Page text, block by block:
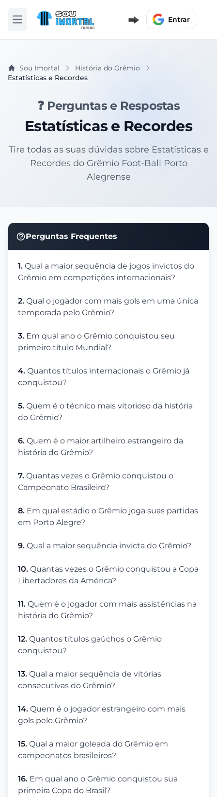
Abrir menu Entrar
Sou Imortal
História do Grêmio
Estatísticas e Recordes
❓ Perguntas e Respostas
Estatísticas e Recordes
Tire todas as suas dúvidas sobre Estatísticas e
Recordes do Grêmio Foot-Ball Porto
Alegrense
Perguntas Frequentes
1. Qual a maior sequência de jogos invictos do
Grêmio em competições internacionais?
2. Qual o jogador com mais gols em uma única
temporada pelo Grêmio?
3. Em qual ano o Grêmio conquistou seu
primeiro título Mundial?
4. Quantos títulos internacionais o Grêmio já
conquistou?
5. Quem é o técnico mais vitorioso da história
do Grêmio?
6. Quem é o maior artilheiro estrangeiro da
história do Grêmio?
7. Quantas vezes o Grêmio conquistou o
Campeonato Brasileiro?
8. Em qual estádio o Grêmio joga suas partidas
em Porto Alegre?
9. Qual a maior sequência invicta do Grêmio?
10. Quantas vezes o Grêmio conquistou a Copa
Libertadores da América?
11. Quem é o jogador com mais assistências na
história do Grêmio?
12. Quantos títulos gaúchos o Grêmio
conquistou?
13. Qual a maior sequência de vitórias
consecutivas do Grêmio?
14. Quem é o jogador estrangeiro com mais
gols pelo Grêmio?
15. Qual a maior goleada do Grêmio em
campeonatos brasileiros?
16. Em qual ano o Grêmio conquistou sua
primeira Copa do Brasil?